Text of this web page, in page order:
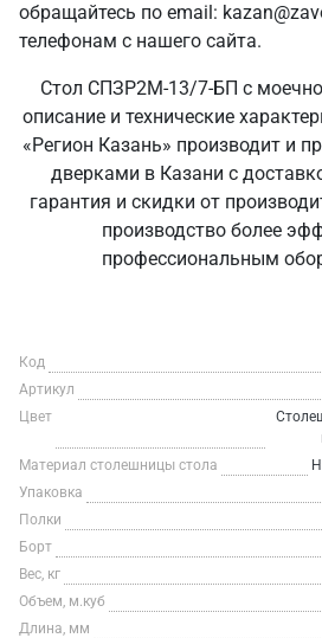
обращайтесь по email:
телефонам с нашего сайта.
Стол СПЗР2М-13/7-БП с
описание и технические
«Регион Казань» производит и
дверками в Казани с
гарантия и скидки от
производство более
профессиональным
Код
Артикул
Цвет
Материал столешницы стола
Упаковка
Полки
Борт
Вес, кг
Объем, м.куб
Длина, мм